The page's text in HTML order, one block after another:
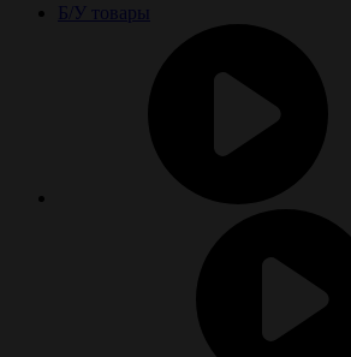
Б/У товары